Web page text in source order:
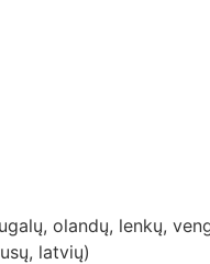
olandų, lenkų,
latvių)